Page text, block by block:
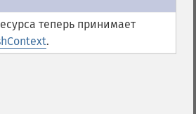
теперь принимает
.